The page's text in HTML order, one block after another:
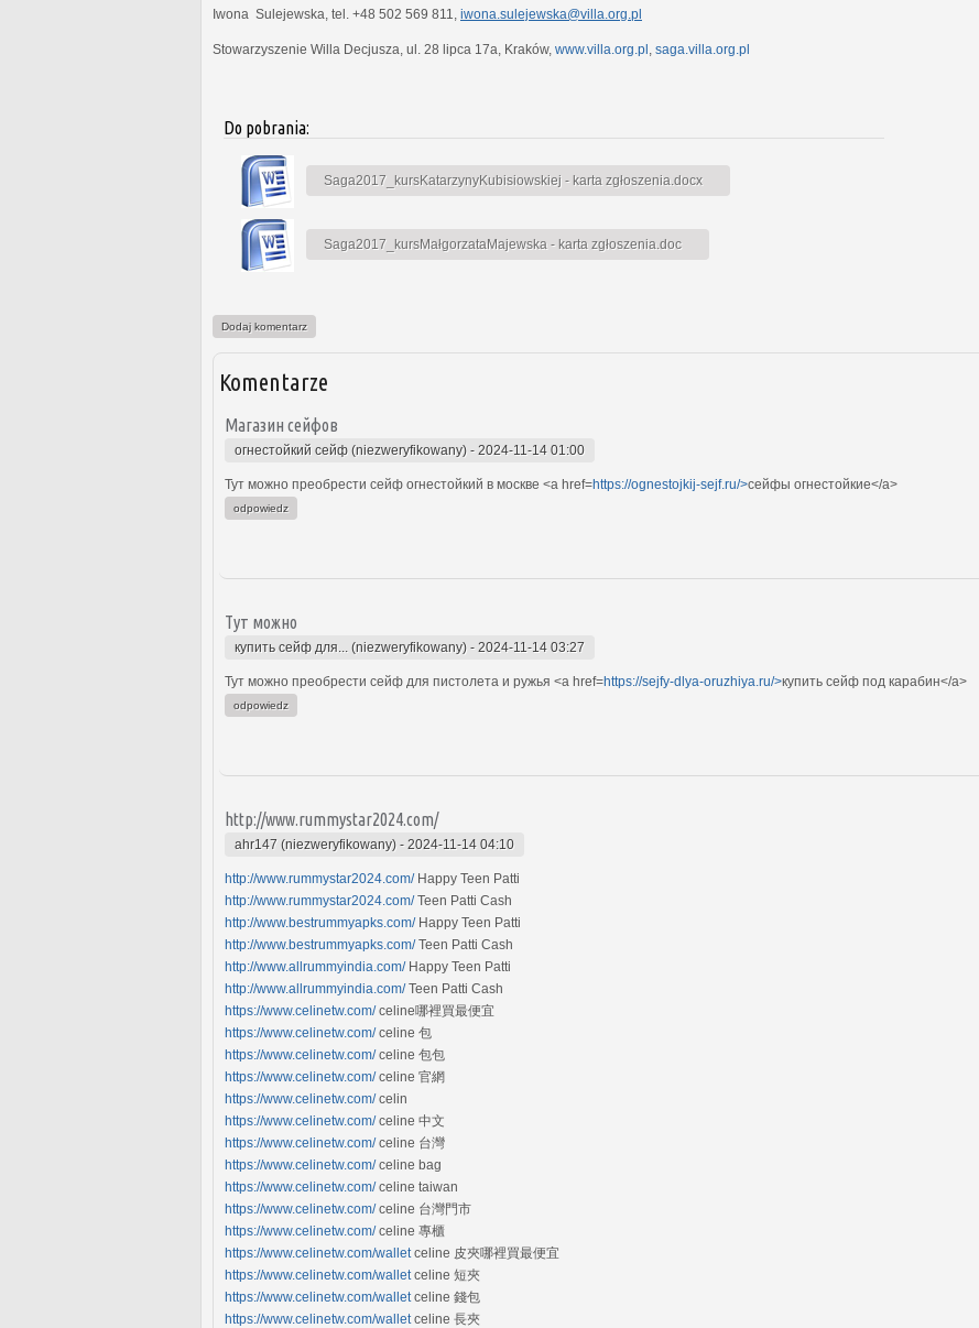
Iwona Sulejewska, tel. +48 502 569 811, iwona.sulejewska@villa.org.pl
Stowarzyszenie Willa Decjusza, ul. 28 lipca 17a, Kraków, www.villa.org.pl , saga.villa.org.pl
Do pobrania:
Saga2017_kursKatarzynyKubisiowskiej - karta zgłoszenia.docx
Saga2017_kursMałgorzataMajewska - karta zgłoszenia.doc
Dodaj komentarz
Komentarze
Магазин сейфов
огнестойкий сейф (niezweryfikowany) - 2024-11-14 01:00
Тут можно преобрести сейф огнестойкий в москве <a href=https://ognestojkij-sejf.ru/>сейфы огнестойкие</a>
odpowiedz
Тут можно
купить сейф для... (niezweryfikowany) - 2024-11-14 03:27
Тут можно преобрести сейф для пистолета и ружья <a href=https://sejfy-dlya-oruzhiya.ru/>купить сейф под карабин</a>
odpowiedz
http://www.rummystar2024.com/
ahr147 (niezweryfikowany) - 2024-11-14 04:10
http://www.rummystar2024.com/Happy Teen Patti
http://www.rummystar2024.com/Teen Patti Cash
http://www.bestrummyapks.com/Happy Teen Patti
http://www.bestrummyapks.com/Teen Patti Cash
http://www.allrummyindia.com/Happy Teen Patti
http://www.allrummyindia.com/Teen Patti Cash
https://www.celinetw.com/celine哪裡買最便宜
https://www.celinetw.com/celine 包
https://www.celinetw.com/celine 包包
https://www.celinetw.com/celine 官網
https://www.celinetw.com/celin
https://www.celinetw.com/celine 中文
https://www.celinetw.com/celine 台灣
https://www.celinetw.com/celine bag
https://www.celinetw.com/celine taiwan
https://www.celinetw.com/celine 台灣門市
https://www.celinetw.com/celine 專櫃
https://www.celinetw.com/walletceline 皮夾哪裡買最便宜
https://www.celinetw.com/walletceline 短夾
https://www.celinetw.com/walletceline 錢包
https://www.celinetw.com/walletceline 長夾